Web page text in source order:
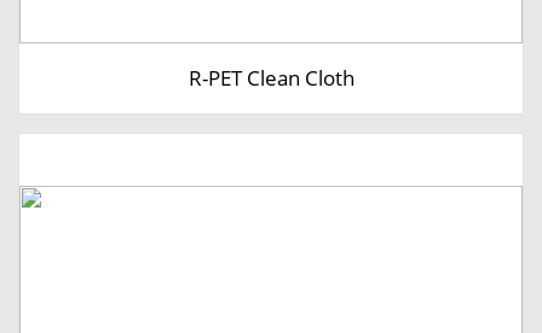
R-PET Clean Cloth